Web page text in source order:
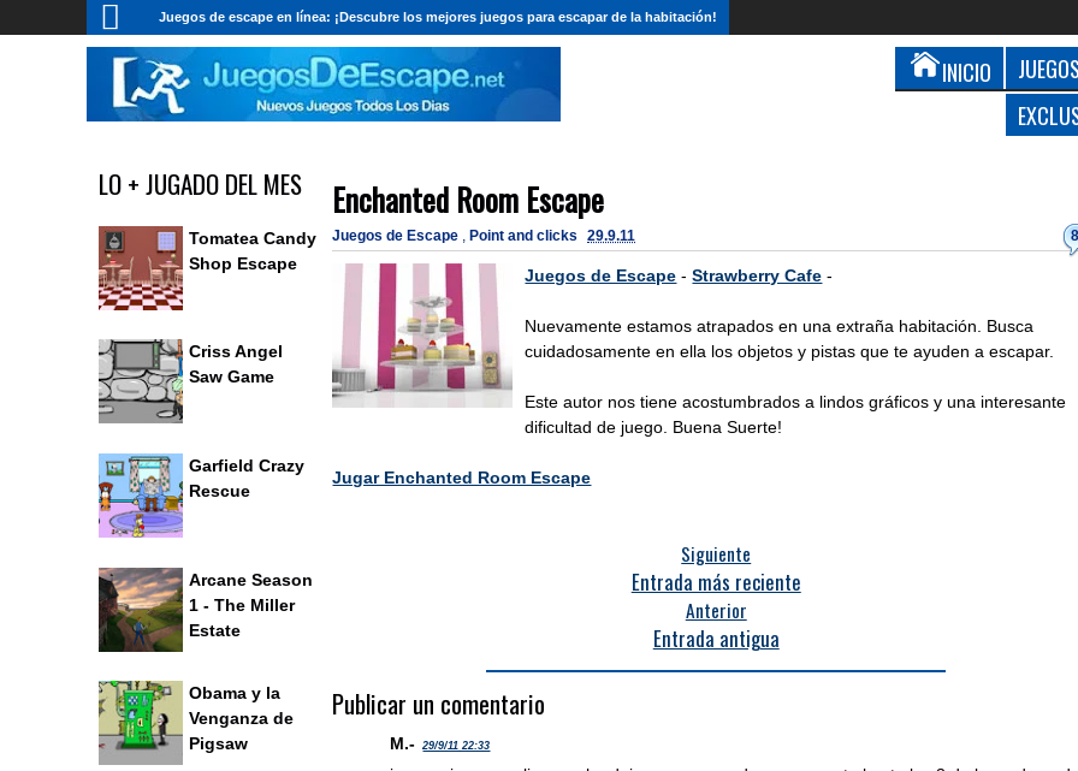
Juegos de escape en línea: ¡Descubre los mejores juegos para escapar de la habitación!
INICIO
Enchanted Room Escape
Juegos de Escape , Point and clicks 29.9.11
Juegos de Escape -Strawberry Cafe -
Nuevamente estamos atrapados en una extraña habitación. Busca
cuidadosamente en ella los objetos y pistas que te ayuden a escapar.
Este autor nos tiene acostumbrados a lindos gráficos y una interesante
dificultad de juego. Buena Suerte!
Jugar Enchanted Room Escape
Siguiente
Entrada más reciente
Anterior
Entrada antigua
Publicar un comentario
M.- 29/9/11 22:33
LO + JUGADO DEL MES
Tomatea Candy
Shop Escape
Criss Angel
Saw Game
Garfield Crazy
Rescue
Arcane Season
1 - The Miller
Estate
Obama y la
Venganza de
Pigsaw